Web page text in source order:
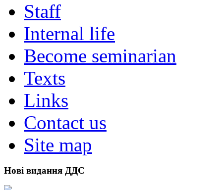
Staff
Internal life
Become seminarian
Texts
Links
Contact us
Site map
Нові видання ДДС